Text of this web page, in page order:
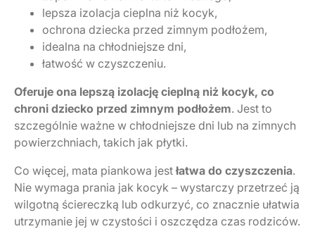
lepsza izolacja cieplna niż kocyk,
ochrona dziecka przed zimnym podłożem,
idealna na chłodniejsze dni,
łatwość w czyszczeniu.
Oferuje ona lepszą izolację cieplną niż kocyk, co
chroni dziecko przed zimnym podłożem. Jest to
szczególnie ważne w chłodniejsze dni lub na zimnych
powierzchniach, takich jak płytki.
Co więcej, mata piankowa jestłatwa do czyszczenia.
Nie wymaga prania jak kocyk – wystarczy przetrzeć ją
wilgotną ściereczką lub odkurzyć, co znacznie ułatwia
utrzymanie jej w czystości i oszczędza czas rodziców.